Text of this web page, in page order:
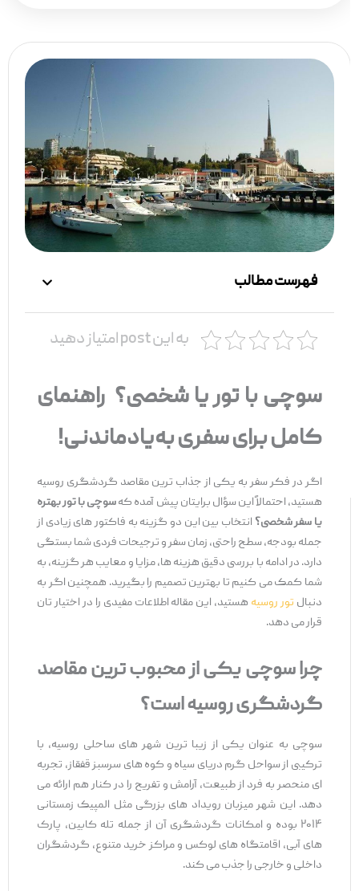
فهرست مطالب
به این post امتیاز دهید
سوچی با تور یا شخصی؟ راهنمای
کامل برای سفری به‌یادماندنی!
اگر در فکر سفر به یکی از جذاب ‌ترین مقاصد گردشگری روسیه
هستید، احتمالاً این سؤال برایتان پیش آمده کهسوچی با تور بهتره
یا سفر شخصی؟انتخاب بین این دو گزینه به فاکتور های زیادی از
جمله بودجه، سطح راحتی، زمان سفر و ترجیحات فردی شما بستگی
دارد. در ادامه با بررسی دقیق هزینه ‌ها، مزایا و معایب هر گزینه، به
شما کمک می‌ کنیم تا بهترین تصمیم را بگیرید. همچنین اگر به
دنبالتور روسیههستید، این مقاله اطلاعات مفیدی را در اختیار تان
قرار می ‌دهد.
چرا سوچی یکی از محبوب ‌ترین مقاصد
گردشگری روسیه است؟
سوچی به عنوان یکی از زیبا ترین شهر های ساحلی روسیه، با
ترکیبی از سواحل گرم دریای سیاه و کوه‌ های سرسبز قفقاز، تجربه
‌ای منحصر به ‌فرد از طبیعت، آرامش و تفریح را در کنار هم ارائه می
‌دهد. این شهر میزبان رویداد های بزرگی مثل المپیک زمستانی
۲۰۱۴ بوده و امکانات گردشگری آن از جمله تله‌ کابین، پارک
‌های آبی، اقامتگاه ‌های لوکس و مراکز خرید متنوع، گردشگران
داخلی و خارجی را جذب می ‌کند.